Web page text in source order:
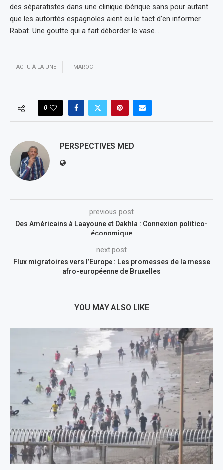
des séparatistes dans une clinique ibérique sans pour autant
que les autorités espagnoles aient eu le tact d’en informer
Rabat. Une goutte qui a fait déborder le vase…
ACTU À LA UNE MAROC
0
PERSPECTIVES MED
previous post
Des Américains à Laayoune et Dakhla : Connexion politico-
économique
next post
Flux migratoires vers l’Europe : Les promesses de la messe
afro-européenne de Bruxelles
YOU MAY ALSO LIKE